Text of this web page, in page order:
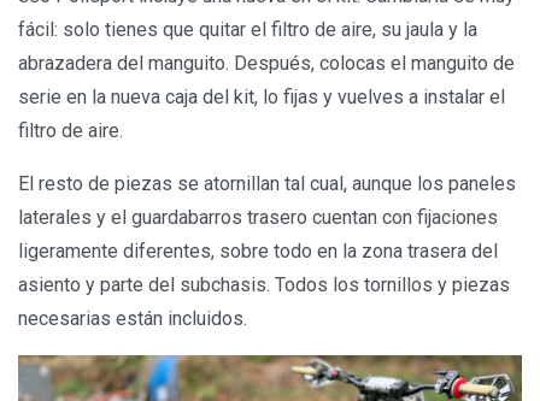
fácil: solo tienes que quitar el filtro de aire, su jaula y la
abrazadera del manguito. Después, colocas el manguito de
serie en la nueva caja del kit, lo fijas y vuelves a instalar el
filtro de aire.
El resto de piezas se atornillan tal cual, aunque los paneles
laterales y el guardabarros trasero cuentan con fijaciones
ligeramente diferentes, sobre todo en la zona trasera del
asiento y parte del subchasis. Todos los tornillos y piezas
necesarias están incluidos.